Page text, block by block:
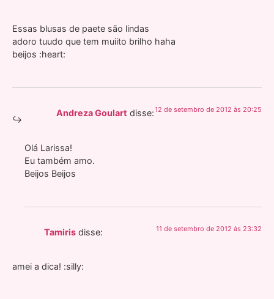
Essas blusas de paete são lindas
adoro tuudo que tem muiito brilho haha
beijos :heart:
Andreza Goulart disse:12 de setembro de 2012 às 20:25
Olá Larissa!
Eu também amo.
Beijos Beijos
Tamiris disse: 11 de setembro de 2012 às 23:32
amei a dica! :silly: